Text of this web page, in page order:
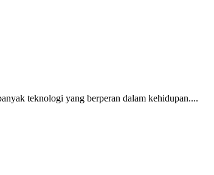
teknologi yang berperan dalam kehidupan....